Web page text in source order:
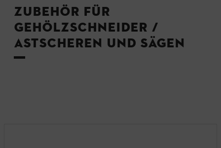
ZUBEHÖR FÜR
GEHÖLZSCHNEIDER /
ASTSCHEREN UND SÄGEN